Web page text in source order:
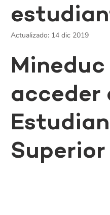
Actualizado: 14 dic 2019
acceder
Superior